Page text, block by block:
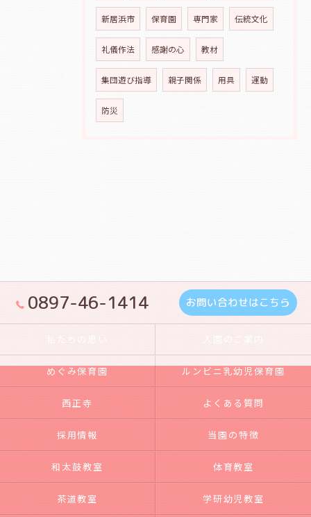
新居浜市 保育園 専門家 伝統文化
礼儀作法 感謝の心 教材
集団遊び指導 親子関係 用具 運動
防災
0897-46-1414 お問い合わせはこちら
めぐみ保育園 ルンビニ乳幼児保育園
西正寺 よくある質問
採用情報 当園の特徴
和太鼓教室 体育教室
茶道教室 学研幼児教室